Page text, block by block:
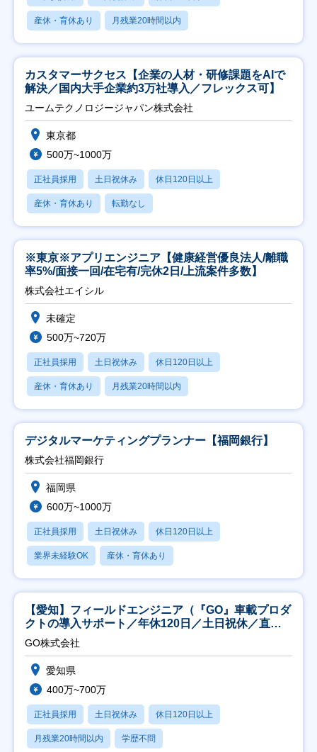
産休・育休あり 月残業20時間以内
カスタマーサクセス【企業の人材・研修課題をAIで
解決／国内大手企業約3万社導入／フレックス可】
ユームテクノロジージャパン株式会社
東京都
500万~1000万
正社員採用 土日祝休み 休日120日以上
産休・育休あり 転勤なし
※東京※アプリエンジニア【健康経営優良法人/離職
率5%/面接一回/在宅有/完休2日/上流案件多数】
株式会社エイシル
未確定
500万~720万
正社員採用 土日祝休み 休日120日以上
産休・育休あり 月残業20時間以内
デジタルマーケティングプランナー【福岡銀行】
株式会社福岡銀行
福岡県
600万~1000万
正社員採用 土日祝休み 休日120日以上
業界未経験OK 産休・育休あり
【愛知】フィールドエンジニア（『GO』車載プロダ
クトの導入サポート／年休120日／土日祝休／直行
直帰
GO株式会社
愛知県
400万~700万
正社員採用 土日祝休み 休日120日以上
月残業20時間以内 学歴不問